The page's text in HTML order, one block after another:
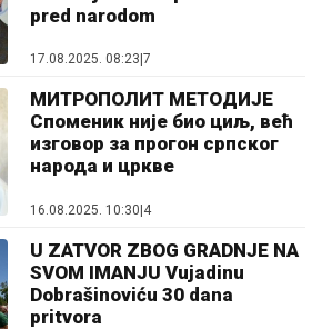
pred narodom
17.08.2025. 08:23 7
МИТРОПОЛИТ МЕТОДИЈЕ
Споменик није био циљ, већ
изговор за прогон српског
народа и цркве
16.08.2025. 10:30|4
U ZATVOR ZBOG GRADNJE NA
SVOM IMANJU Vujadinu
Dobrašinoviću 30 dana
pritvora